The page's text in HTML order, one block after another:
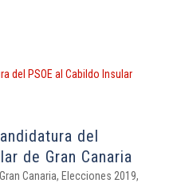
del
de Gran Canaria
Canaria, Elecciones 2019,